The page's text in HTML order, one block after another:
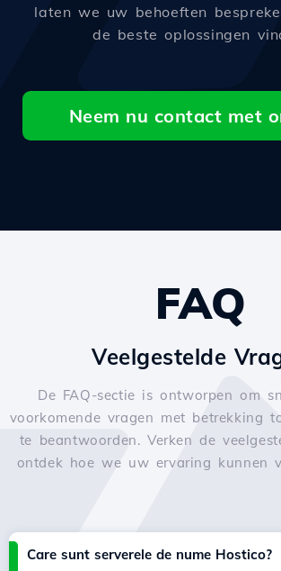
laten we uw behoeften
de beste oplossingen
Neem nu contact met
FAQ
Veelgestelde
De FAQ-sectie is ontworpen om
voorkomende vragen met betrekking
te beantwoorden. Verken de
ontdek hoe we uw ervaring kunnen
Care sunt serverele de nume Hostico?